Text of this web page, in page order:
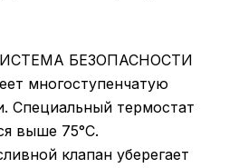
БЕЗОПАСНОСТИ
многоступенчатую
Специальный термостат
выше 75°C.
клапан уберегает